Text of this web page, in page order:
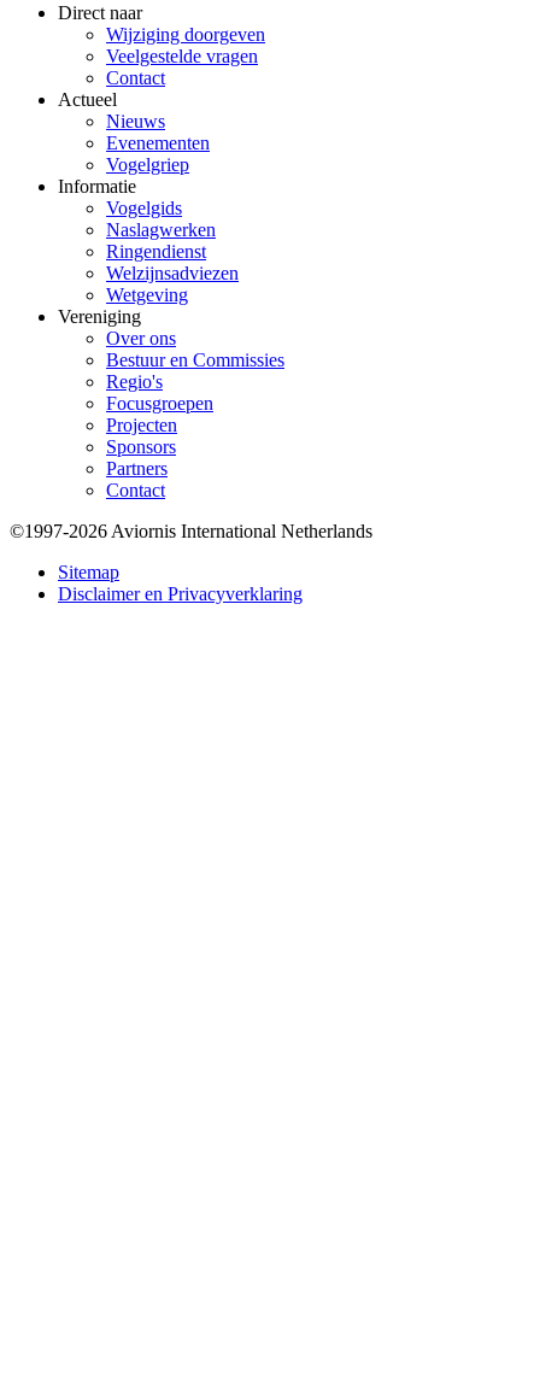
Direct naar
Wijziging doorgeven
Veelgestelde vragen
Contact
Actueel
Nieuws
Evenementen
Vogelgriep
Informatie
Vogelgids
Naslagwerken
Ringendienst
Welzijnsadviezen
Wetgeving
Vereniging
Over ons
Bestuur en Commissies
Regio's
Focusgroepen
Projecten
Sponsors
Partners
Contact
Bottom
©1997-2026 Aviornis International Netherlands
Sitemap
Disclaimer en Privacyverklaring